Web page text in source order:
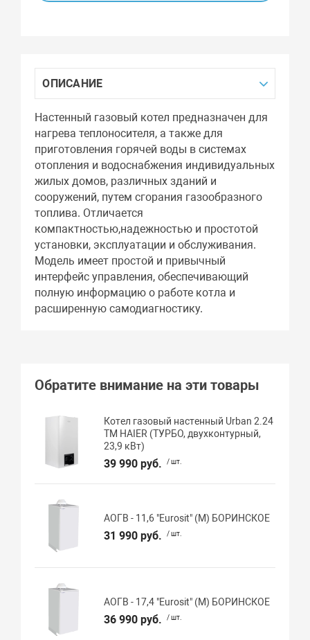
ОПИСАНИЕ
Настенный газовый котел предназначен для
нагрева теплоносителя, а также для
приготовления горячей воды в системах
отопления и водоснабжения индивидуальных
жилых домов, различных зданий и
сооружений, путем сгорания газообразного
топлива. Отличается
компактностью,надежностью и простотой
установки, эксплуатации и обслуживания.
Модель имеет простой и привычный
интерфейс управления, обеспечивающий
полную информацию о работе котла и
расширенную самодиагностику.
Обратите внимание на эти товары
Котел газовый настенный Urban 2.24
TM HAIER (ТУРБО, двухконтурный,
23,9 кВт)
39 990 руб. / шт.
АОГВ - 11,6 "Eurosit" (М) БОРИНСКОЕ
31 990 руб. / шт.
АОГВ - 17,4 "Eurosit" (М) БОРИНСКОЕ
36 990 руб. / шт.